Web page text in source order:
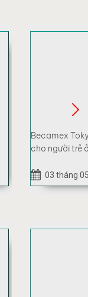
Hơn 1.000
trương nhà
22 tháng